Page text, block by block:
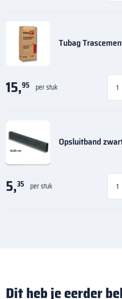
Tubag
15,95 per stuk
Opsluitband
5,35 per stuk
Dit heb je eerder